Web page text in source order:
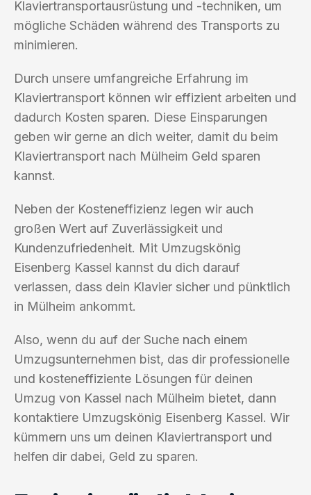
Klaviertransportausrüstung und -techniken, um
mögliche Schäden während des Transports zu
minimieren.
Durch unsere umfangreiche Erfahrung im
Klaviertransport können wir effizient arbeiten und
dadurch Kosten sparen. Diese Einsparungen
geben wir gerne an dich weiter, damit du beim
Klaviertransport nach Mülheim Geld sparen
kannst.
Neben der Kosteneffizienz legen wir auch
großen Wert auf Zuverlässigkeit und
Kundenzufriedenheit. Mit Umzugskönig
Eisenberg Kassel kannst du dich darauf
verlassen, dass dein Klavier sicher und pünktlich
in Mülheim ankommt.
Also, wenn du auf der Suche nach einem
Umzugsunternehmen bist, das dir professionelle
und kosteneffiziente Lösungen für deinen
Umzug von Kassel nach Mülheim bietet, dann
kontaktiere Umzugskönig Eisenberg Kassel. Wir
kümmern uns um deinen Klaviertransport und
helfen dir dabei, Geld zu sparen.